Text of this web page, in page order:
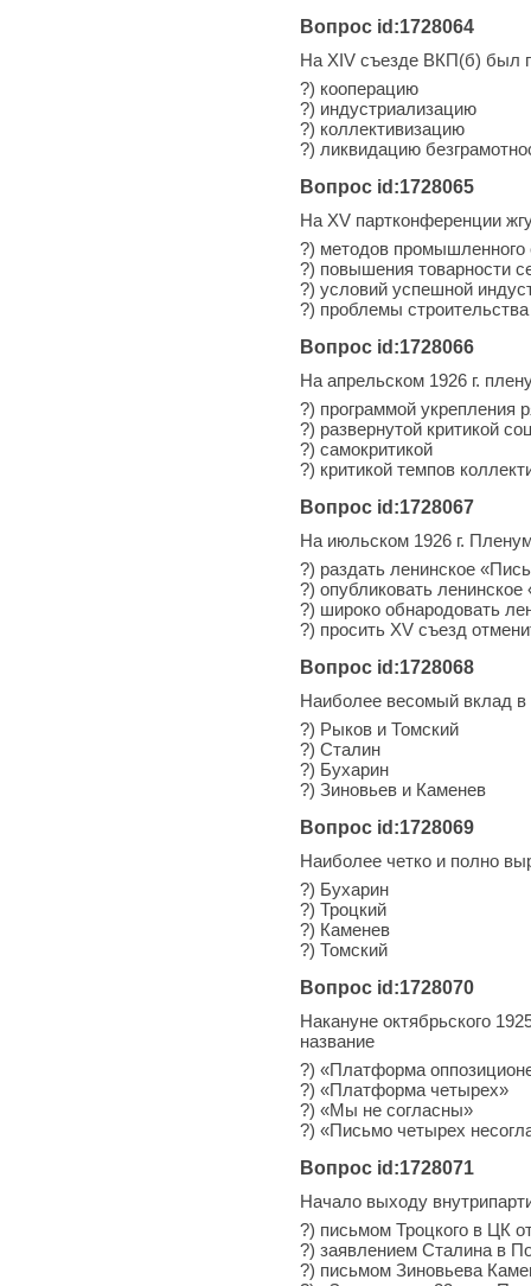
Вопрос id:1728064
На XIV съезде ВКП(б) был
?) кооперацию
?) индустриализацию
?) коллективизацию
?) ликвидацию
Вопрос id:1728065
На XV партконференции
?) методов промышленного
?) повышения товарности
?) условий успешной
?) проблемы
Вопрос id:1728066
На апрельском 1926 г.
?) программой укрепления
?) развернутой критикой
?) самокритикой
?) критикой темпов
Вопрос id:1728067
На июльском 1926 г.
?) раздать ленинское
?) опубликовать
?) широко обнародовать
?) просить XV съезд
Вопрос id:1728068
Наиболее весомый вклад в
?) Рыков и Томский
?) Сталин
?) Бухарин
?) Зиновьев и Каменев
Вопрос id:1728069
Наиболее четко и полно
?) Бухарин
?) Троцкий
?) Каменев
?) Томский
Вопрос id:1728070
Накануне октябрьского
название
?) «Платформа
?) «Платформа четырех»
?) «Мы не согласны»
?) «Письмо четырех
Вопрос id:1728071
Начало выходу
?) письмом Троцкого в ЦК
?) заявлением Сталина в
?) письмом Зиновьева